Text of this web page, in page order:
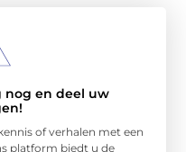
nog en deel uw
of verhalen met een
platform biedt u de